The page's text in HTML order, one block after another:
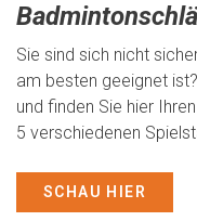
Sie sind sich nicht
am besten geeignet
und finden Sie hier
5 verschiedenen
SCHAU HIER